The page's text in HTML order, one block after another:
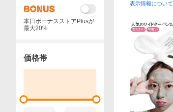
表示情報について
本日ボーナスストアPlusが
最大20%
価格帯